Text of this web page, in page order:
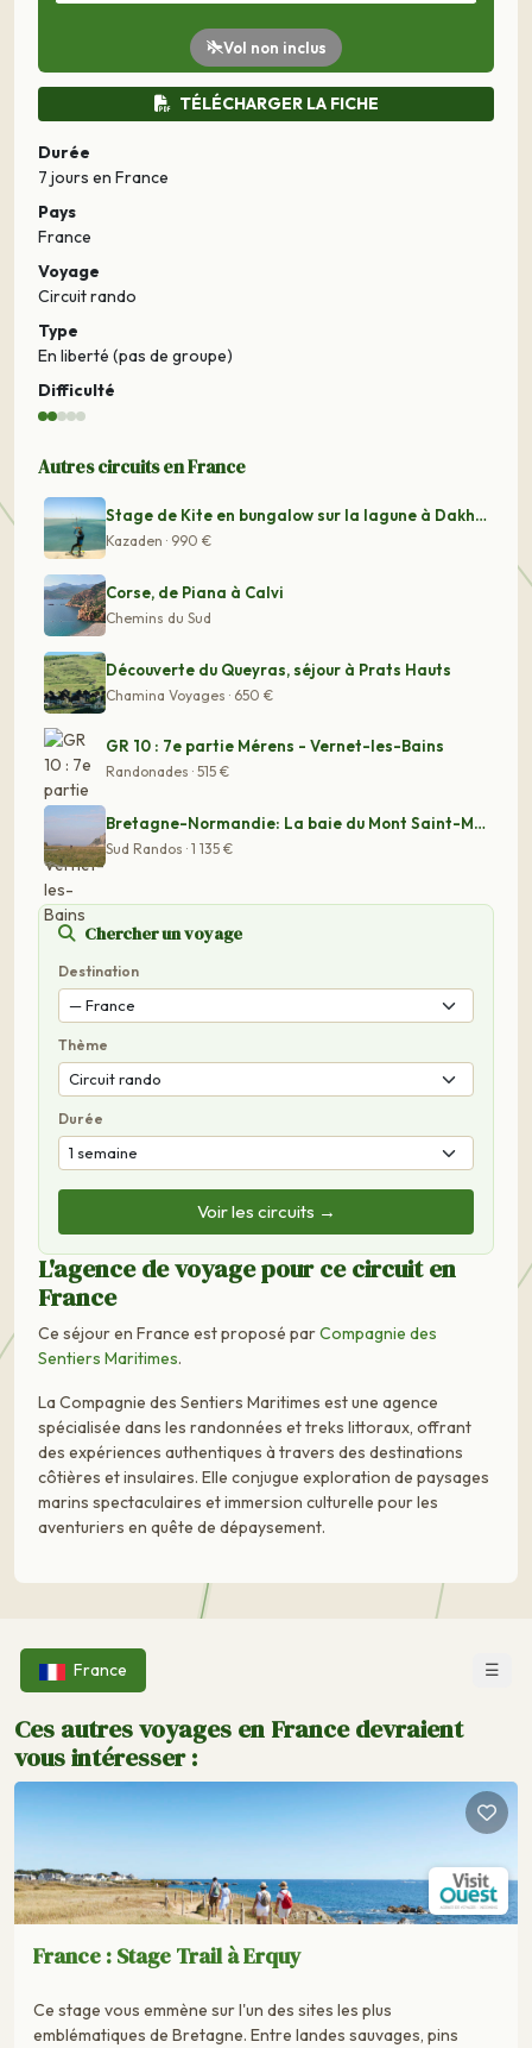
Vol non inclus
TÉLÉCHARGER LA FICHE
Durée
7 jours en France
Pays
France
Voyage
Circuit rando
Type
En liberté (pas de groupe)
Difficulté
Autres circuits en France
Stage de Kite en bungalow sur la lagune à Dakhla
Kazaden · 990 €
Corse, de Piana à Calvi
Chemins du Sud
Découverte du Queyras, séjour à Prats Hauts
Chamina Voyages · 650 €
GR 10 : 7e partie Mérens - Vernet-les-Bains
Randonades · 515 €
Bretagne-Normandie: La baie du Mont Saint-Michel et l’a
Sud Randos · 1 135 €
Chercher un voyage
Destination
Thème
Durée
Voir les circuits →
L'agence de voyage pour ce circuit en
France
Ce séjour en France est proposé parCompagnie des
Sentiers Maritimes.
La Compagnie des Sentiers Maritimes est une agence
spécialisée dans les randonnées et treks littoraux, offrant
des expériences authentiques à travers des destinations
côtières et insulaires. Elle conjugue exploration de paysages
marins spectaculaires et immersion culturelle pour les
aventuriers en quête de dépaysement.
France ☰
Ces autres voyages en France devraient
vous intéresser :
France : Stage Trail à Erquy
Ce stage vous emmène sur l'un des sites les plus
emblématiques de Bretagne. Entre landes sauvages, pins